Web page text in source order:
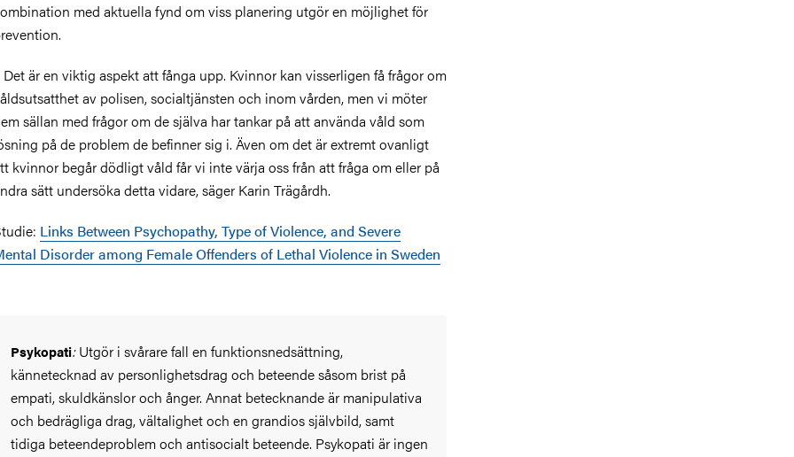
med aktuella fynd om viss planering utgör en möjlighet för
Det är en viktig aspekt att fånga upp. Kvinnor kan visserligen få frågor om
av polisen, socialtjänsten och inom vården, men vi möter
sällan med frågor om de själva har tankar på att använda våld som
på de problem de befinner sig i. Även om det är extremt ovanligt
kvinnor begår dödligt våld får vi inte värja oss från att fråga om eller på
sätt undersöka detta vidare, säger Karin Trägårdh.
Links Between Psychopathy, Type of Violence, and Severe
Disorder among Female Offenders of Lethal Violence in Sweden
Psykopati:Utgör i svårare fall en funktionsnedsättning,
kännetecknad av personlighetsdrag och beteende såsom brist på
empati, skuldkänslor och ånger. Annat betecknande är manipulativa
och bedrägliga drag, vältalighet och en grandios självbild, samt
tidiga beteendeproblem och antisocialt beteende. Psykopati är ingen